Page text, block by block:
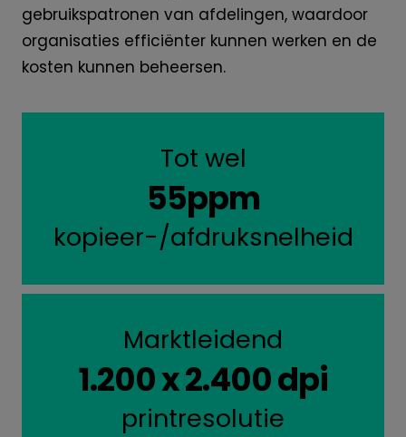
gebruikspatronen van afdelingen, waardoor
organisaties efficiënter kunnen werken en de
kosten kunnen beheersen.
Tot wel
55ppm
kopieer-/afdruksnelheid
Marktleidend
1.200 x 2.400 dpi
printresolutie